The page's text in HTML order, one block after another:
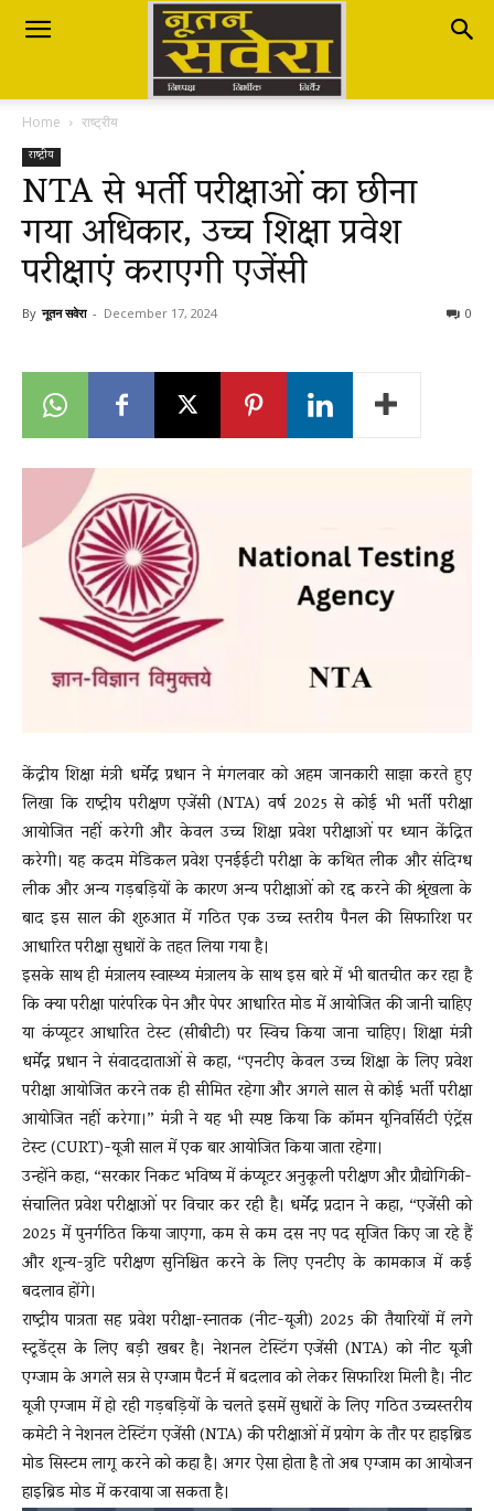
Nutan
Savera
नूतन
सवेरा
Home राष्ट्रीय
राष्ट्रीय
NTA से भर्ती परीक्षाओं का छीना
गया अधिकार, उच्च शिक्षा प्रवेश
परीक्षाएं कराएगी एजेंसी
By नूतन सवेरा - December 17, 2024 0
केंद्रीय शिक्षा मंत्री धर्मेंद्र प्रधान ने मंगलवार को अहम जानकारी साझा करते हुए
लिखा कि राष्ट्रीय परीक्षण एजेंसी (NTA) वर्ष 2025 से कोई भी भर्ती परीक्षा
आयोजित नहीं करेगी और केवल उच्च शिक्षा प्रवेश परीक्षाओं पर ध्यान केंद्रित
करेगी। यह कदम मेडिकल प्रवेश एनईईटी परीक्षा के कथित लीक और संदिग्ध
लीक और अन्य गड़बड़ियों के कारण अन्य परीक्षाओं को रद्द करने की श्रृंखला के
बाद इस साल की शुरुआत में गठित एक उच्च स्तरीय पैनल की सिफारिश पर
आधारित परीक्षा सुधारों के तहत लिया गया है।
इसके साथ ही मंत्रालय स्वास्थ्य मंत्रालय के साथ इस बारे में भी बातचीत कर रहा है
कि क्या परीक्षा पारंपरिक पेन और पेपर आधारित मोड में आयोजित की जानी चाहिए
या कंप्यूटर आधारित टेस्ट (सीबीटी) पर स्विच किया जाना चाहिए। शिक्षा मंत्री
धर्मेंद्र प्रधान ने संवाददाताओं से कहा, “एनटीए केवल उच्च शिक्षा के लिए प्रवेश
परीक्षा आयोजित करने तक ही सीमित रहेगा और अगले साल से कोई भर्ती परीक्षा
आयोजित नहीं करेगा।” मंत्री ने यह भी स्पष्ट किया कि कॉमन यूनिवर्सिटी एंट्रेंस
टेस्ट (CURT)-यूजी साल में एक बार आयोजित किया जाता रहेगा।
उन्होंने कहा, “सरकार निकट भविष्य में कंप्यूटर अनुकूली परीक्षण और प्रौद्योगिकी-
संचालित प्रवेश परीक्षाओं पर विचार कर रही है। धर्मेंद्र प्रदान ने कहा, “एजेंसी को
2025 में पुनर्गठित किया जाएगा, कम से कम दस नए पद सृजित किए जा रहे हैं
और शून्य-त्रुटि परीक्षण सुनिश्चित करने के लिए एनटीए के कामकाज में कई
बदलाव होंगे।
राष्ट्रीय पात्रता सह प्रवेश परीक्षा-स्नातक (नीट-यूजी) 2025 की तैयारियों में लगे
स्टूडेंट्स के लिए बड़ी खबर है। नेशनल टेस्टिंग एजेंसी (NTA) को नीट यूजी
एग्जाम के अगले सत्र से एग्जाम पैटर्न में बदलाव को लेकर सिफारिश मिली है। नीट
यूजी एग्जाम में हो रही गड़बड़ियों के चलते इसमें सुधारों के लिए गठित उच्चस्तरीय
कमेटी ने नेशनल टेस्टिंग एजेंसी (NTA) की परीक्षाओं में प्रयोग के तौर पर हाइब्रिड
मोड सिस्टम लागू करने को कहा है। अगर ऐसा होता है तो अब एग्जाम का आयोजन
हाइब्रिड मोड में करवाया जा सकता है।